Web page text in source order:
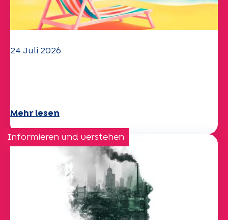
24 Juli 2026
Mehr lesen
Informieren und verstehen